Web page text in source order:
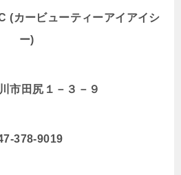
(カービューティーアイアイシ
ー)
市田尻１－３－９
378-9019